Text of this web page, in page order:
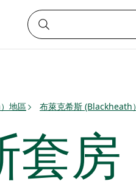
地區 布萊克希斯 (Blackheath）
套房